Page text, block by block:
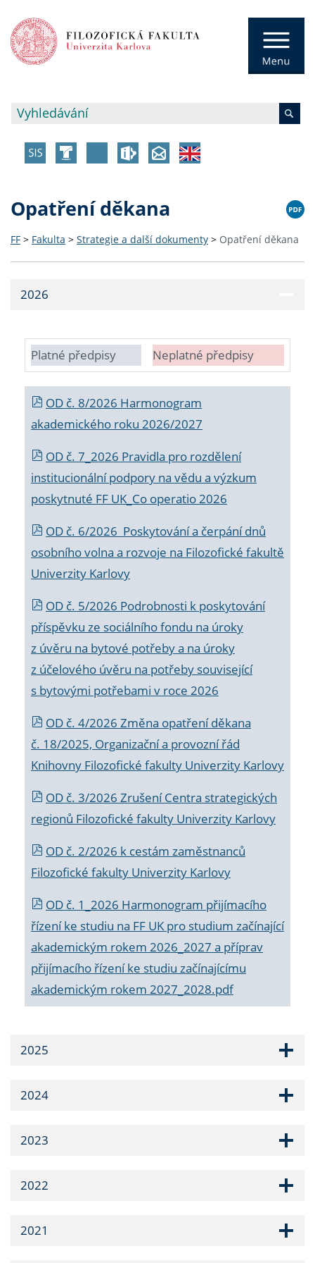
Opatření děkana
FF > Fakulta > Strategie a další dokumenty > Opatření děkana
2026
Platné předpisy Neplatné předpisy
OD č. 8/2026 Harmonogram
akademického roku 2026/2027
OD č. 7_2026 Pravidla pro rozdělení
institucionální podpory na vědu a výzkum
poskytnuté FF UK_Co operatio 2026
OD č. 6/2026 Poskytování a čerpání dnů
osobního volna a rozvoje na Filozofické fakultě
Univerzity Karlovy
OD č. 5/2026 Podrobnosti k poskytování
příspěvku ze sociálního fondu na úroky
z úvěru na bytové potřeby a na úroky
z účelového úvěru na potřeby související
s bytovými potřebami v roce 2026
OD č. 4/2026 Změna opatření děkana
č. 18/2025, Organizační a provozní řád
Knihovny Filozofické fakulty Univerzity Karlovy
OD č. 3/2026 Zrušení Centra strategických
regionů Filozofické fakulty Univerzity Karlovy
OD č. 2/2026 k cestám zaměstnanců
Filozofické fakulty Univerzity Karlovy
OD č. 1_2026 Harmonogram přijímacího
řízení ke studiu na FF UK pro studium začínající
akademickým rokem 2026_2027 a příprav
přijímacího řízení ke studiu začínajícímu
akademickým rokem 2027_2028.pdf
2025
2024
2023
2022
2021